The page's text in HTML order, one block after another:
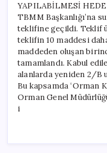
YAPILABİLMESİ
TBMM Başkanlığı’na
teklifine geçildi. Teklif
teklifin 10 maddesi
maddeden oluşan
tamamlandı. Kabul
alanlarda yeniden 2/B
Bu kapsamda ‘Orman
Orman Genel
i